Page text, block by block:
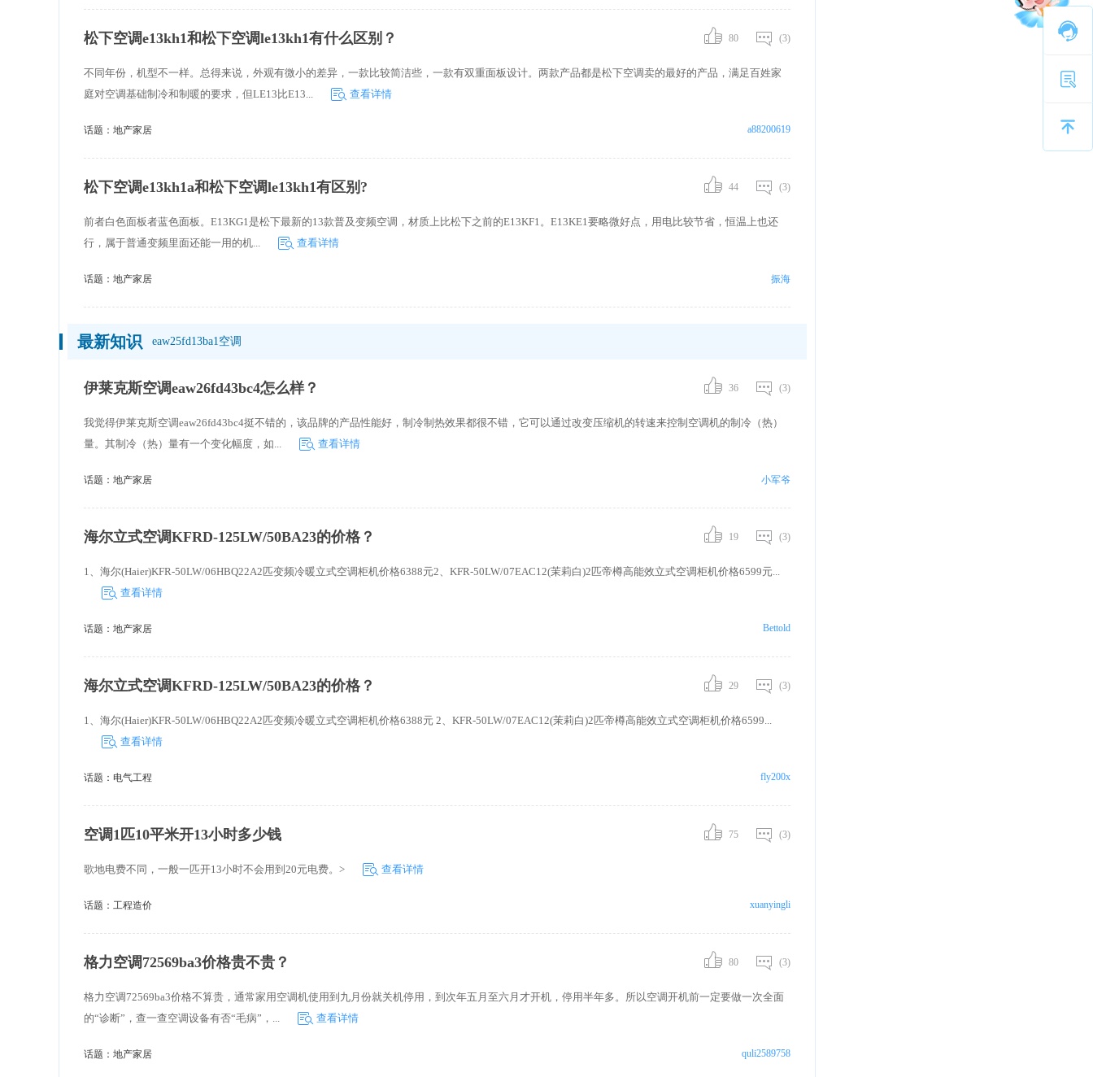
松下空调e13kh1和松下空调le13kh1有什么区别？ (3)
80
不同年份，机型不一样。总得来说，外观有微小的差异，一款比较简洁些，一款有双重面板设计。两款产品都是松下空调卖的最好的产品，满足百姓家
庭对空调基础制冷和制暖的要求，但LE13比E13...
查看详情
话题： 地产家居 a88200619
松下空调e13kh1a和松下空调le13kh1有区别? (3)
44
前者白色面板者蓝色面板。E13KG1是松下最新的13款普及变频空调，材质上比松下之前的E13KF1。E13KE1要略微好点，用电比较节省，恒温上也还
行，属于普通变频里面还能一用的机...
查看详情
话题： 地产家居 振海
最新知识 eaw25fd13ba1空调
伊莱克斯空调eaw26fd43bc4怎么样？ (3)
36
我觉得伊莱克斯空调eaw26fd43bc4挺不错的，该品牌的产品性能好，制冷制热效果都很不错，它可以通过改变压缩机的转速来控制空调机的制冷（热）
量。其制冷（热）量有一个变化幅度，如...
查看详情
话题： 地产家居 小军爷
海尔立式空调KFRD-125LW/50BA23的价格？ (3)
19
1、海尔(Haier)KFR-50LW/06HBQ22A2匹变频冷暖立式空调柜机价格6388元2、KFR-50LW/07EAC12(茉莉白)2匹帝樽高能效立式空调柜机价格6599元...
查看详情
话题： 地产家居 Bettold
海尔立式空调KFRD-125LW/50BA23的价格？ (3)
29
1、海尔(Haier)KFR-50LW/06HBQ22A2匹变频冷暖立式空调柜机价格6388元 2、KFR-50LW/07EAC12(茉莉白)2匹帝樽高能效立式空调柜机价格6599...
查看详情
话题： 电气工程 fly200x
空调1匹10平米开13小时多少钱 (3)
75
歌地电费不同，一般一匹开13小时不会用到20元电费。> 查看详情
话题： 工程造价 xuanyingli
格力空调72569ba3价格贵不贵？ (3)
80
格力空调72569ba3价格不算贵，通常家用空调机使用到九月份就关机停用，到次年五月至六月才开机，停用半年多。所以空调开机前一定要做一次全面
的“诊断”，查一查空调设备有否“毛病”，...
查看详情
话题： 地产家居 quli2589758